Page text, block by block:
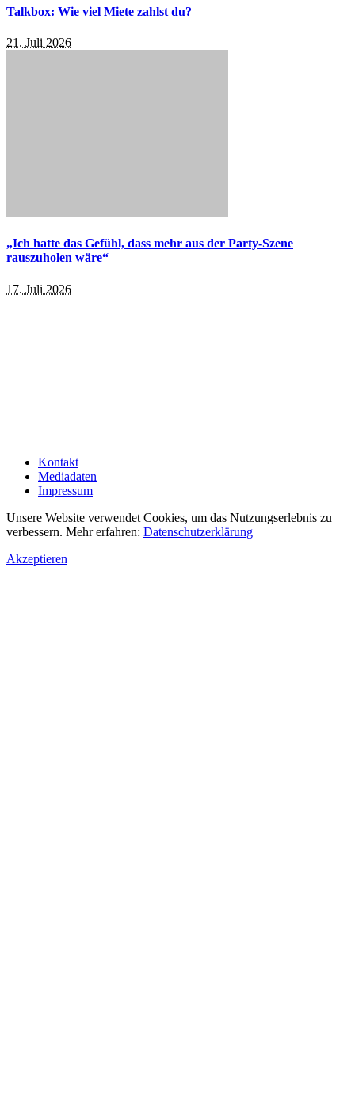
Talkbox: Wie viel Miete zahlst du?
21. Juli 2026
„Ich hatte das Gefühl, dass mehr aus der Party-Szene
rauszuholen wäre“
17. Juli 2026
Kontakt
Mediadaten
Impressum
Unsere Website verwendet Cookies, um das Nutzungserlebnis zu
verbessern. Mehr erfahren: Datenschutzerklärung
Akzeptieren